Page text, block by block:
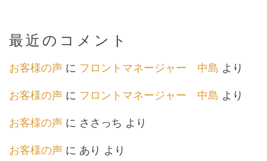
最近のコメント
お客様の声 に フロントマネージャー 中島 より
お客様の声 に フロントマネージャー 中島 より
お客様の声 に ささっち より
お客様の声 に あり より